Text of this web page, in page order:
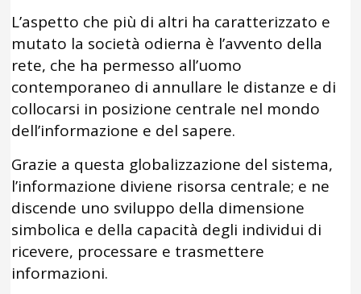
L’aspetto che più di altri ha caratterizzato e
mutato la società odierna è l’avvento della
rete, che ha permesso all’uomo
contemporaneo di annullare le distanze e di
collocarsi in posizione centrale nel mondo
dell’informazione e del sapere.
Grazie a questa globalizzazione del sistema,
l’informazione diviene risorsa centrale; e ne
discende uno sviluppo della dimensione
simbolica e della capacità degli individui di
ricevere, processare e trasmettere
informazioni.